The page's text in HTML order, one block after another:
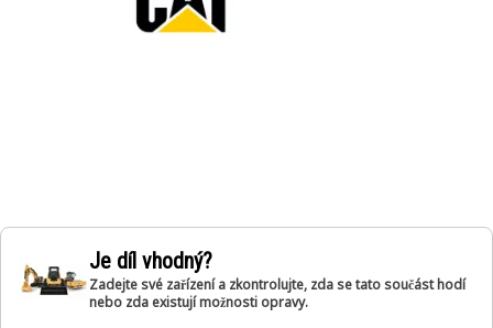
Je díl vhodný?
Zadejte své zařízení a zkontrolujte, zda se tato součást hodí
nebo zda existují možnosti opravy.